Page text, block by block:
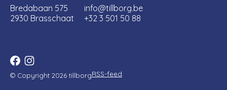
Bredabaan 575
2930 Brasschaat
info@tillborg.be
+32 3 501 50 88
© Copyright 2026 tillborgRSS-feed